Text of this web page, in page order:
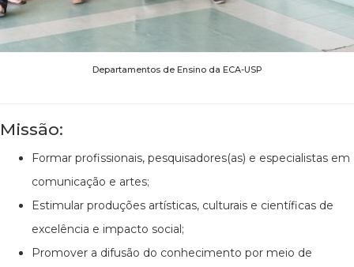
Departamentos de Ensino da ECA-USP
Missão:
Formar profissionais, pesquisadores(as) e especialistas em
comunicação e artes;
Estimular produções artísticas, culturais e científicas de
excelência e impacto social;
Promover a difusão do conhecimento por meio de